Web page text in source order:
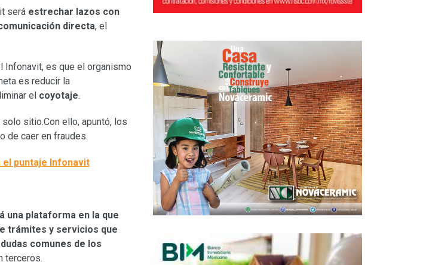
será estrechar lazos con
directa, el
Infonavit, es que el organismo
es reducir la
el coyotaje.
solo sitio.Con ello, apuntó, los
de caer en fraudes.
puntaje Infonavit
una plataforma en la que
trámites y servicios que
comunes de los
terceros.